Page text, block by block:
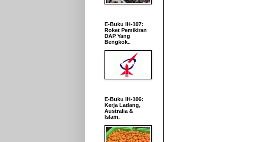
E-Buku IH-107:
Roket Pemikiran
DAP Yang
Bengkok..
E-Buku IH-106:
Kerja Ladang,
Australia &
Islam.